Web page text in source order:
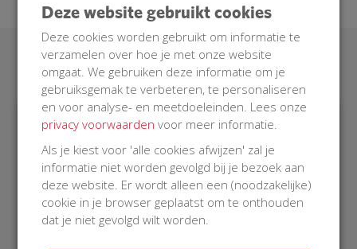
Laatste donaties
€ 1.052
Philips
28 Oct 2018
12:10 uur
Deze website gebruikt cookies
Deze cookies worden gebruikt om informatie te
verzamelen over hoe je met onze website
omgaat. We gebruiken deze informatie om je
gebruiksgemak te verbeteren, te personaliseren
en voor analyse- en meetdoeleinden. Lees onze
privacy voorwaarden voor meer informatie.
Als je kiest voor 'alle cookies afwijzen' zal je
informatie niet worden gevolgd bij je bezoek aan
deze website. Er wordt alleen een (noodzakelijke)
cookie in je browser geplaatst om te onthouden
dat je niet gevolgd wilt worden.